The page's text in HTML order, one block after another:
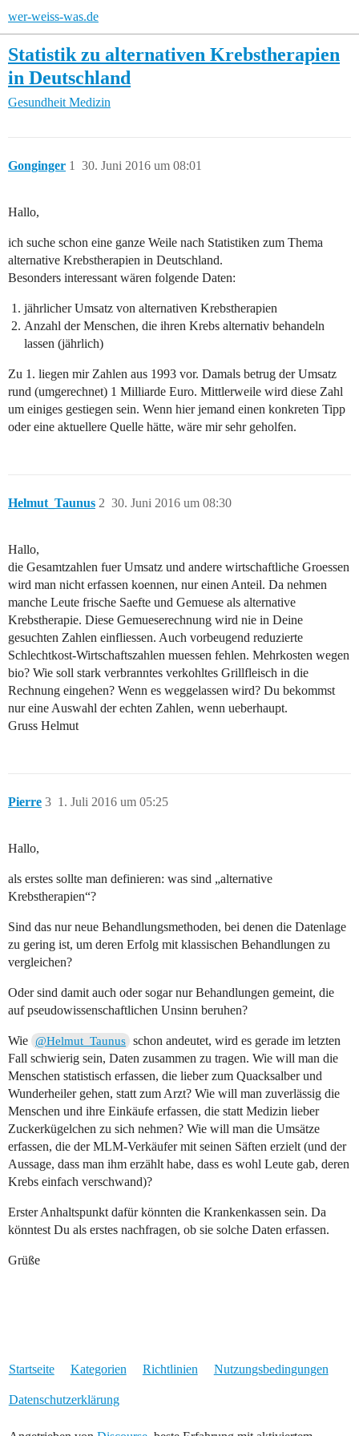
wer-weiss-was.de
Statistik zu alternativen Krebstherapien
in Deutschland
Gesundheit Medizin
Gonginger 30. Juni 2016 um 08:01
1
Hallo,
ich suche schon eine ganze Weile nach Statistiken zum Thema
alternative Krebstherapien in Deutschland.
Besonders interessant wären folgende Daten:
jährlicher Umsatz von alternativen Krebstherapien
Anzahl der Menschen, die ihren Krebs alternativ behandeln
lassen (jährlich)
Zu 1. liegen mir Zahlen aus 1993 vor. Damals betrug der Umsatz
rund (umgerechnet) 1 Milliarde Euro. Mittlerweile wird diese Zahl
um einiges gestiegen sein. Wenn hier jemand einen konkreten Tipp
oder eine aktuellere Quelle hätte, wäre mir sehr geholfen.
Helmut_Taunus 30. Juni 2016 um 08:30
2
Hallo,
die Gesamtzahlen fuer Umsatz und andere wirtschaftliche Groessen
wird man nicht erfassen koennen, nur einen Anteil. Da nehmen
manche Leute frische Saefte und Gemuese als alternative
Krebstherapie. Diese Gemueserechnung wird nie in Deine
gesuchten Zahlen einfliessen. Auch vorbeugend reduzierte
Schlechtkost-Wirtschaftszahlen muessen fehlen. Mehrkosten wegen
bio? Wie soll stark verbranntes verkohltes Grillfleisch in die
Rechnung eingehen? Wenn es weggelassen wird? Du bekommst
nur eine Auswahl der echten Zahlen, wenn ueberhaupt.
Gruss Helmut
Pierre 1. Juli 2016 um 05:25
3
Hallo,
als erstes sollte man definieren: was sind „alternative
Krebstherapien“?
Sind das nur neue Behandlungsmethoden, bei denen die Datenlage
zu gering ist, um deren Erfolg mit klassischen Behandlungen zu
vergleichen?
Oder sind damit auch oder sogar nur Behandlungen gemeint, die
auf pseudowissenschaftlichen Unsinn beruhen?
Wie @Helmut_Taunus schon andeutet, wird es gerade im letzten
Fall schwierig sein, Daten zusammen zu tragen. Wie will man die
Menschen statistisch erfassen, die lieber zum Quacksalber und
Wunderheiler gehen, statt zum Arzt? Wie will man zuverlässig die
Menschen und ihre Einkäufe erfassen, die statt Medizin lieber
Zuckerkügelchen zu sich nehmen? Wie will man die Umsätze
erfassen, die der MLM-Verkäufer mit seinen Säften erzielt (und der
Aussage, dass man ihm erzählt habe, dass es wohl Leute gab, deren
Krebs einfach verschwand)?
Erster Anhaltspunkt dafür könnten die Krankenkassen sein. Da
könntest Du als erstes nachfragen, ob sie solche Daten erfassen.
Grüße
Startseite Kategorien Richtlinien Nutzungsbedingungen
Datenschutzerklärung